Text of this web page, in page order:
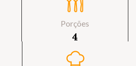
Porções
4